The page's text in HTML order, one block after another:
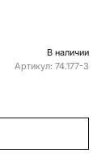
В наличии
Артикул: 74.177-3